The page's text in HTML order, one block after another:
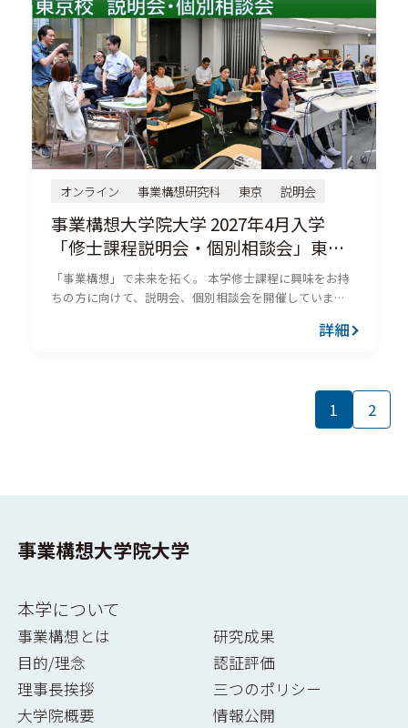
オンライン 事業構想研究科 東京 説明会
事業構想大学院大学 2027年4月入学
「修士課程説明会・個別相談会」東京
校
「事業構想」で未来を拓く。 本学修士課程に興味をお持
ちの方に向けて、説明会、個別相談会を開催していま
長や事業構想を生み出すためのカリキュラムの他、社会
詳細
1 2
事業構想大学院大学
本学について
事業構想とは
目的/理念
理事長挨拶
大学院概要
研究成果
認証評価
三つのポリシー
情報公開